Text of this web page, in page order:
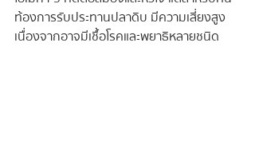
ท้องการรับประทานปลาดิบ มีความเสี่ยงสูง
เนื่องจากอาจมีเชื้อโรคและพยาธิหลายชนิด